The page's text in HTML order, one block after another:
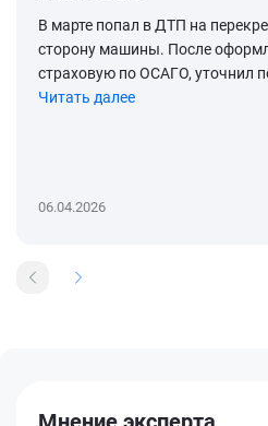
В марте попал в ДТП на
сторону машины. После
страховую по ОСАГО, уточнил
Читать далее
06.04.2026